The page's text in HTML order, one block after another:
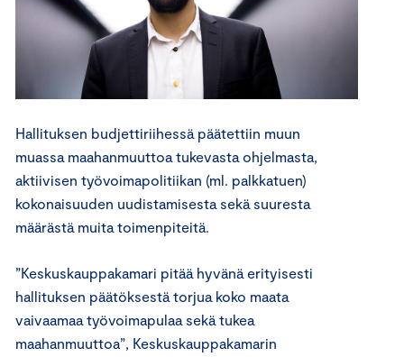
Hallituksen budjettiriihessä päätettiin muun
muassa maahanmuuttoa tukevasta ohjelmasta,
aktiivisen työvoimapolitiikan (ml. palkkatuen)
kokonaisuuden uudistamisesta sekä suuresta
määrästä muita toimenpiteitä.
”Keskuskauppakamari pitää hyvänä erityisesti
hallituksen päätöksestä torjua koko maata
vaivaamaa työvoimapulaa sekä tukea
maahanmuuttoa”, Keskuskauppakamarin